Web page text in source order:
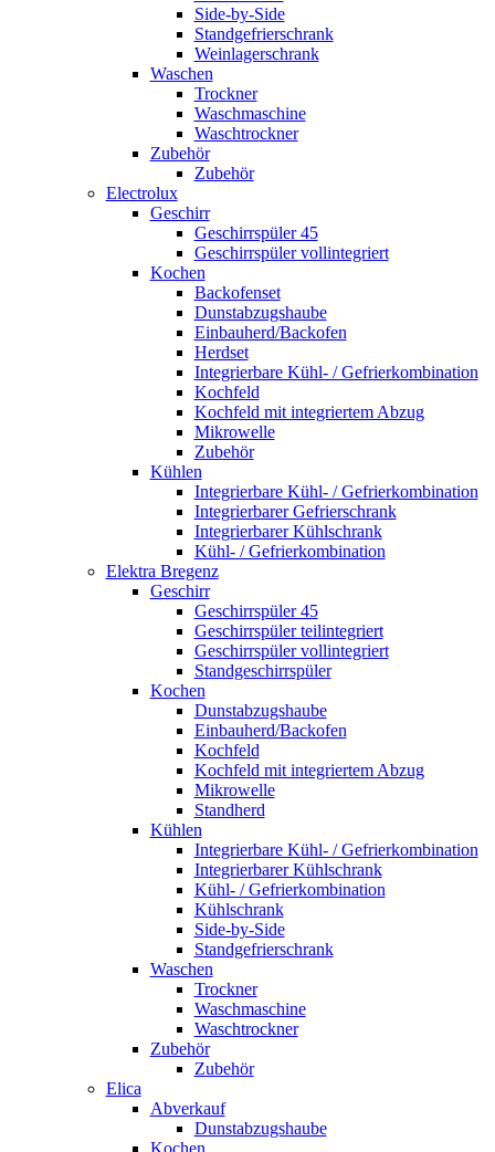
Side-by-Side
Standgefrierschrank
Weinlagerschrank
Waschen
Trockner
Waschmaschine
Waschtrockner
Zubehör
Zubehör
Electrolux
Geschirr
Geschirrspüler 45
Geschirrspüler vollintegriert
Kochen
Backofenset
Dunstabzugshaube
Einbauherd/Backofen
Herdset
Integrierbare Kühl- / Gefrierkombination
Kochfeld
Kochfeld mit integriertem Abzug
Mikrowelle
Zubehör
Kühlen
Integrierbare Kühl- / Gefrierkombination
Integrierbarer Gefrierschrank
Integrierbarer Kühlschrank
Kühl- / Gefrierkombination
Elektra Bregenz
Geschirr
Geschirrspüler 45
Geschirrspüler teilintegriert
Geschirrspüler vollintegriert
Standgeschirrspüler
Kochen
Dunstabzugshaube
Einbauherd/Backofen
Kochfeld
Kochfeld mit integriertem Abzug
Mikrowelle
Standherd
Kühlen
Integrierbare Kühl- / Gefrierkombination
Integrierbarer Kühlschrank
Kühl- / Gefrierkombination
Kühlschrank
Side-by-Side
Standgefrierschrank
Waschen
Trockner
Waschmaschine
Waschtrockner
Zubehör
Zubehör
Elica
Abverkauf
Dunstabzugshaube
Kochen